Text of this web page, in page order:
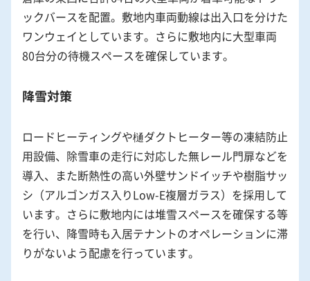
ックバースを配置。敷地内車両動線は出入口を分けた
ワンウェイとしています。さらに敷地内に大型車両
80台分の待機スペースを確保しています。
降雪対策
ロードヒーティングや樋ダクトヒーター等の凍結防止
用設備、除雪車の走行に対応した無レール門扉などを
導入、また断熱性の高い外壁サンドイッチや樹脂サッ
シ（アルゴンガス入りLow-E複層ガラス）を採用して
います。さらに敷地内には堆雪スペースを確保する等
を行い、降雪時も入居テナントのオペレーションに滞
りがないよう配慮を行っています。